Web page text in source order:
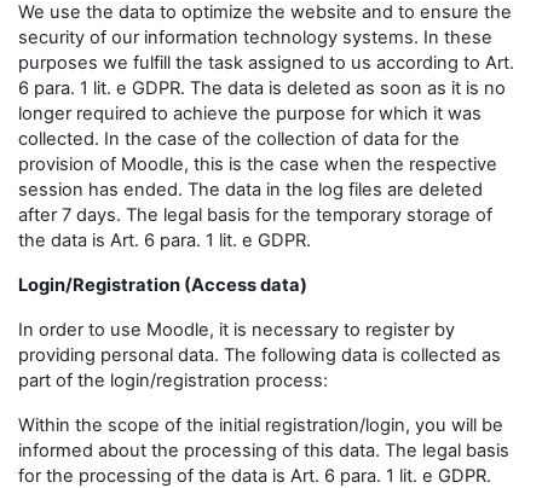
We use the data to optimize the website and to ensure the
security of our information technology systems. In these
purposes we fulfill the task assigned to us according to Art.
6 para. 1 lit. e GDPR. The data is deleted as soon as it is no
longer required to achieve the purpose for which it was
collected. In the case of the collection of data for the
provision of Moodle, this is the case when the respective
session has ended. The data in the log files are deleted
after 7 days. The legal basis for the temporary storage of
the data is Art. 6 para. 1 lit. e GDPR.
Login/Registration (Access data)
In order to use Moodle, it is necessary to register by
providing personal data. The following data is collected as
part of the login/registration process:
Within the scope of the initial registration/login, you will be
informed about the processing of this data. The legal basis
for the processing of the data is Art. 6 para. 1 lit. e GDPR.